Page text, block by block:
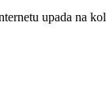
upada na